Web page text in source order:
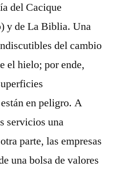
del Cacique
y de La Biblia. Una
del cambio
el hielo; por ende,
en peligro. A
servicios una
parte, las empresas
una bolsa de valores